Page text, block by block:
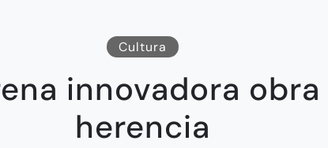
Cultura
innovadora
herencia